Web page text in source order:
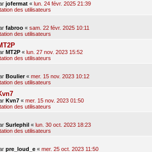
jofermat « lun. 24 févr. 2025 21:39
des utilisateurs
fabroo « sam. 22 févr. 2025 10:11
des utilisateurs
MT2P « lun. 27 nov. 2023 15:52
des utilisateurs
Boulier« mer. 15 nov. 2023 10:12
des utilisateurs
Kvn7 « mer. 15 nov. 2023 01:50
des utilisateurs
Surlephil « lun. 30 oct. 2023 18:23
des utilisateurs
pre_loud_e « mer. 25 oct. 2023 11:50